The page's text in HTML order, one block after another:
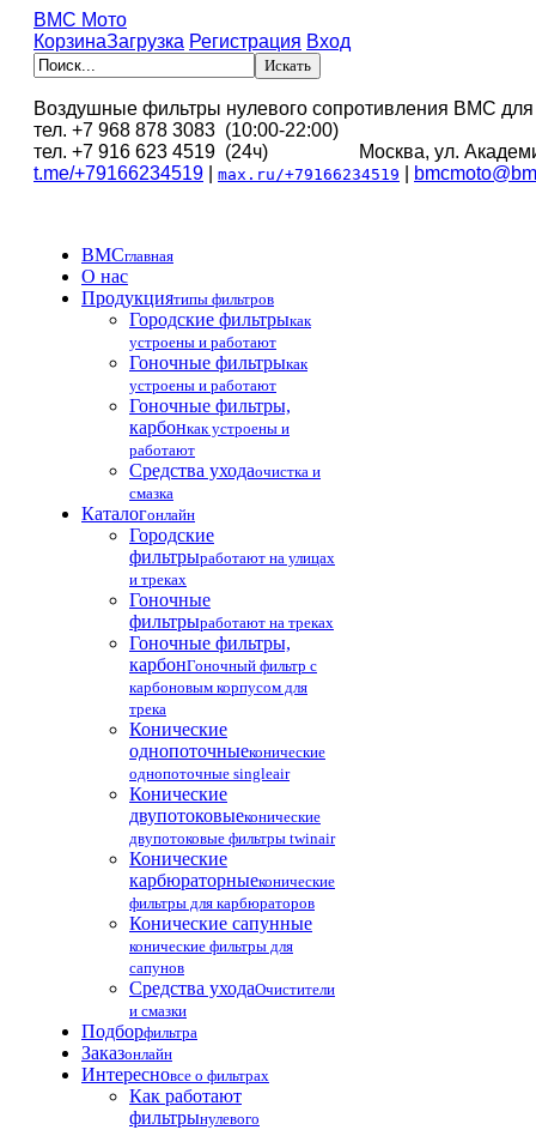
BMC Мото
КорзинаЗагрузка Регистрация Вход
Воздушные фильтры нулевого сопротивления BMC
тел. +7 968 878 3083 (10:00-22:00)
тел. +7 916 623 4519 (24ч) Москва, ул.
t.me/+79166234519
max.ru/+79166234519
BMCглавная
О нас
Продукциятипы фильтров
Городские фильтрыкак
устроены и работают
Гоночные фильтрыкак
устроены и работают
Гоночные фильтры,
карбонкак устроены и
работают
Средства уходаочистка и
смазка
Каталогонлайн
Городские
фильтрыработают на улицах
и треках
Гоночные
фильтрыработают на треках
Гоночные фильтры,
карбонГоночный фильтр с
карбоновым корпусом для
трека
Конические
однопоточныеконические
однопоточные singleair
Конические
двупотоковыеконические
двупотоковые фильтры twinair
Конические
карбюраторныеконические
фильтры для карбюраторов
Конические сапунные
конические фильтры для
сапунов
Средства уходаОчистители
и смазки
Подборфильтра
Заказонлайн
Интересновсе о фильтрах
Как работают
фильтрынулевого